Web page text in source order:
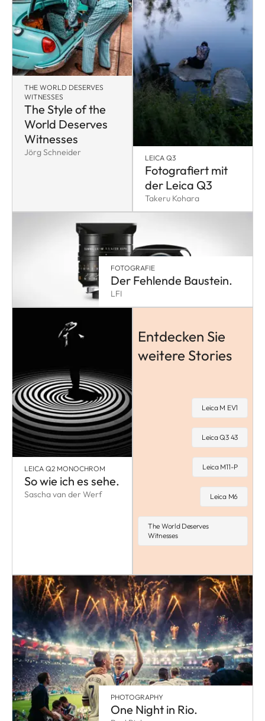
THE WORLD DESERVES
WITNESSES
The Style of the
World Deserves
Witnesses
Jörg Schneider LEICA Q3
Fotografiert mit
der Leica Q3
Takeru Kohara
FOTOGRAFIE
Der Fehlende Baustein.
LFI
LEICA Q2 MONOCHROM
So wie ich es sehe.
Sascha van der Werf
Entdecken Sie
weitere Stories
Leica M EV1
Leica Q3 43
Leica M11-P
Leica M6
The World Deserves
Witnesses
PHOTOGRAPHY
One Night in Rio.